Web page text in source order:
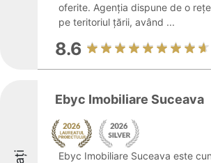
oferite. Agenția dispune de o
pe teritoriul țării, având ...
8.6
Ebyc Imobiliare Suceava
Ebyc Imobiliare Suceava este